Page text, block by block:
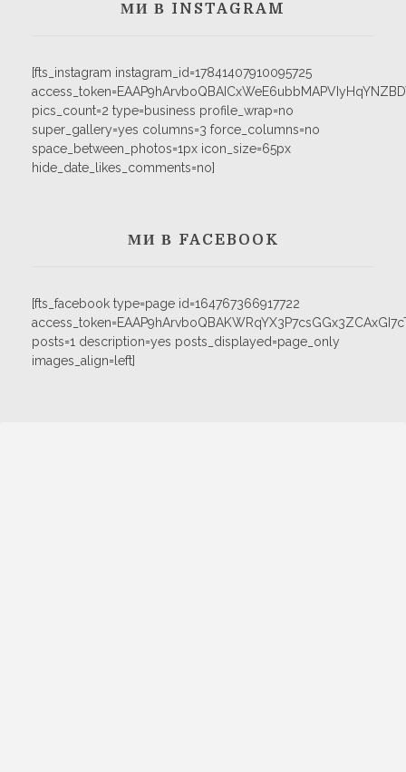
МИ В INSTAGRAM
[fts_instagram instagram_id=17841407910095725
pics_count=2 type=business profile_wrap=no
super_gallery=yes columns=3 force_columns=no
space_between_photos=1px icon_size=65px
hide_date_likes_comments=no]
МИ В FACEBOOK
[fts_facebook type=page id=164767366917722
posts=1 description=yes posts_displayed=page_only
images_align=left]